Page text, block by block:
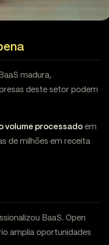
madura,
deste setor podem
volume processado em
de milhões em receita
BaaS. Open
amplia oportunidades